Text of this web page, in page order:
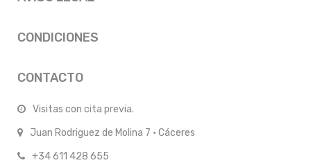
CONDICIONES
CONTACTO
Visitas con cita previa.
Juan Rodriguez de Molina 7 · Cáceres
+34 611 428 655